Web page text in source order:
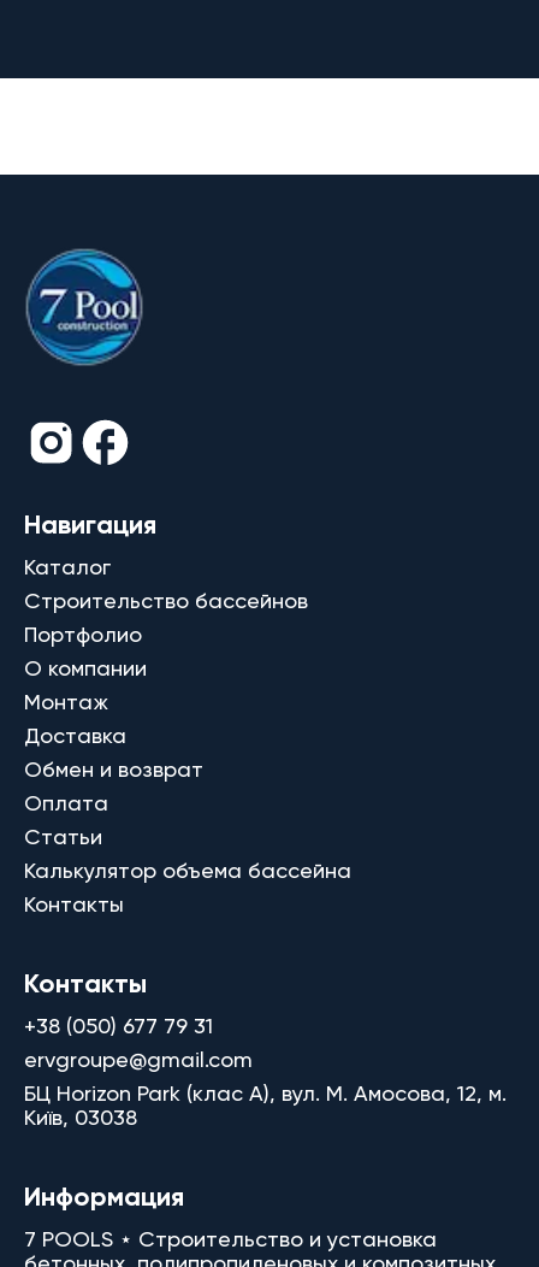
Навигация
Каталог
Строительство бассейнов
Портфолио
О компании
Монтаж
Доставка
Обмен и возврат
Оплата
Статьи
Калькулятор объема бассейна
Контакты
Контакты
+38 (050) 677 79 31
ervgroupe@gmail.com
БЦ Horizon Park (клас A), вул. М. Амосова, 12, м.
Київ, 03038
Информация
7 POOLS ⋆ Строительство и установка